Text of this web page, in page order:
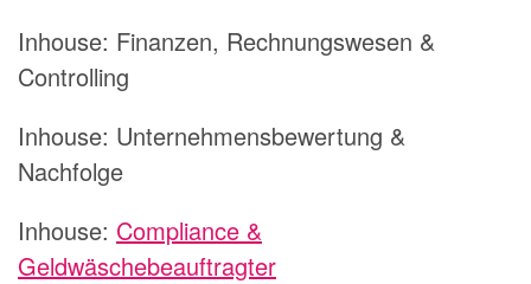
Inhouse: Finanzen, Rechnungswesen &
Controlling
Inhouse: Unternehmensbewertung &
Nachfolge
Inhouse: Compliance &
Geldwäschebeauftragter